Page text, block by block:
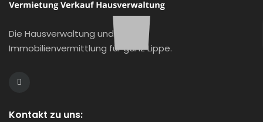
Die Hausverwaltung und
Immobilienvermittlung für ganz Lippe.
Kontakt zu uns: